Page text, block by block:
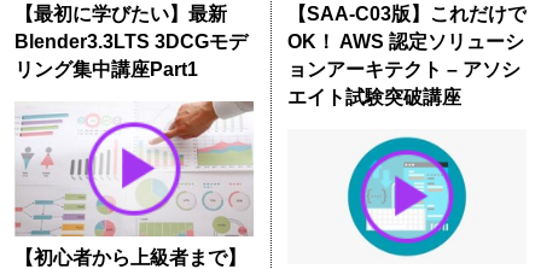
【最初に学びたい】最新
Blender3.3LTS 3DCGモデ
リング集中講座Part1
【初心者から上級者まで】
【SAA-C03版】これだけで
OK！ AWS 認定ソリューシ
ョンアーキテクト – アソシ
エイト試験突破講座